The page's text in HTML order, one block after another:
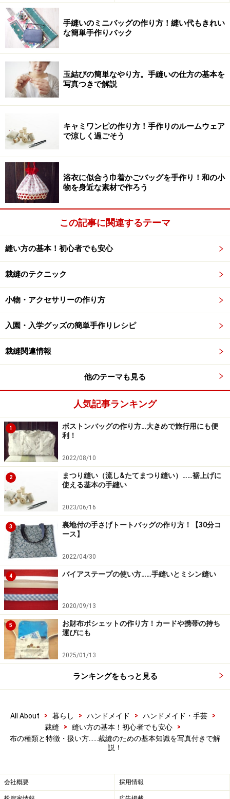
ます。デニムはジーンズに、キルティングやキャンバス
は通園、通学カバンなどによく用いられます。ミシン針
は14番、ミシン糸は60番または強度が必要な場合は30番
がおすすめです。 家庭用ミシンでは、何枚も重ねて縫う
のは難しいので、ミシンに少し慣れてきてから、ゆっく
りと縫うといいでしょう。
伸縮性があるので、衣服用に。メリヤス、ジャージ、トリコ
ットなどがあります
■ニット
編んで作られた布です。縦横方向に伸縮性があるため、
肌着や衣服などによく用いられます。ニット用のミシン
針と糸を用います。またロックミシンを用いれば、より
簡単にニットを縫うことができます。
買ったばかりの布は、布目がゆがんでいる場合もあるので、
こうすれば、布目も整えられます
大丈夫な布の場合、作る前に一度水通しをして、あらか
じめ生地を縮ませておくと安心です。方法は、水を張っ
って、しわにならないように陰干しします。生乾きの状
態で、布に合った温度でアイロンをかけ、布目を整えま
す。ただし、貴重な布や、めったに洗わないような物を
作る場合は、水通ししない方がいいと思いますので、素
材と作る用途によって、水通しするかしないか選んでく
ださい。
【関連記事】
まつり縫い（流し&たてまつり縫い）……裾上げに使
える基本の手縫い
型紙の写し方と布の裁ち方のコツ
ストールの作り方……布とミシンで手作り！ フリンジ
の作り方も解説
三つ折りとは？ 三つ折り縫いの縫い方・3つのコツ
と手縫いの注意点
パッチワークをミシンで簡単に！お手軽ブランケッ
トの作り方・縫い方
※記事内容は執筆時点のものです。最新の内容をご確認くださ
【編集部おすすめの購入サイト】
楽天市場で人気の裁縫用品をチェック！
手縫いのミニバッグの作り方！縫い代もきれい
な簡単手作りバック
玉結びの簡単なやり方。手縫いの仕方の基本を
写真つきで解説
キャミワンピの作り方！手作りのルームウェア
で涼しく過ごそう
浴衣に似合う巾着かごバッグを手作り！和の小
物を身近な素材で作ろう
この記事に関連するテーマ
縫い方の基本！初心者でも安心
裁縫のテクニック
小物・アクセサリーの作り方
入園・入学グッズの簡単手作りレシピ
裁縫関連情報
他のテーマも見る
人気記事ランキング
1
ボストンバッグの作り方…大きめで旅行用にも便
利！
2022/08/10
2
まつり縫い（流し&たてまつり縫い）……裾上げに
使える基本の手縫い
2023/06/16
3
裏地付の手さげトートバッグの作り方！【30分コ
ース】
2022/04/30
4 バイアステープの使い方……手縫いとミシン縫い
2020/09/13
5
お財布ポシェットの作り方！カードや携帯の持ち
運びにも
2025/01/13
ランキングをもっと見る
All About > 暮らし > ハンドメイド > ハンドメイド・手芸
>
裁縫
> 縫い方の基本！初心者でも安心
>
布の種類と特徴・扱い方……裁縫のための基本知識を写真付きで解
説！
会社概要 採用情報